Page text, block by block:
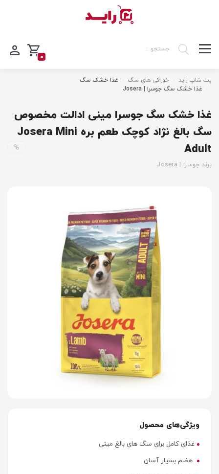
0
پت شاپ راید خوراکی های سگ
غذا خشک سگ
غذا خشک سگ جوسرا | Josera
غذا خشک سگ جوسرا مینی ادالت مخصوص
سگ بالغ نژاد کوچک طعم بره Josera Mini
Adult
برند جوسرا | Josera
ویژگی‌های محصول
غذای کامل برای سگ های بالغ مینی
هضم بسیار آسان